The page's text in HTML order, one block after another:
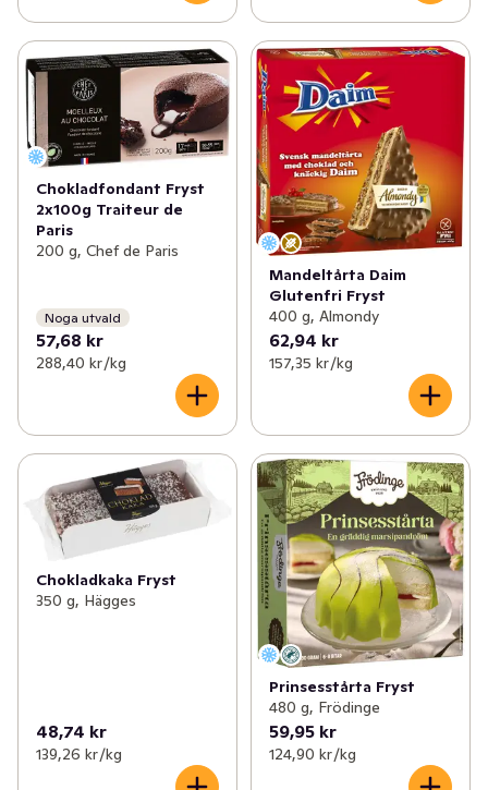
Chokladfondant Fryst
2x100g Traiteur de
Paris
200 g, Chef de Paris
Noga utvald
57,68 kr
288,40 kr /kg
Mandeltårta Daim
Glutenfri Fryst
400 g, Almondy
62,94 kr
157,35 kr /kg
Chokladkaka Fryst
350 g, Hägges
48,74 kr
139,26 kr /kg
Prinsesstårta Fryst
480 g, Frödinge
59,95 kr
124,90 kr /kg